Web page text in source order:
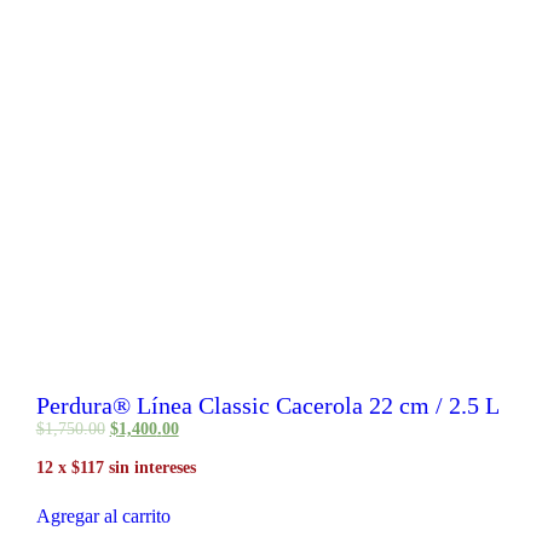
Perdura® Línea Classic Cacerola 22 cm / 2.5 L
$1,750.00 $1,400.00
12 x $117 sin intereses
Agregar al carrito